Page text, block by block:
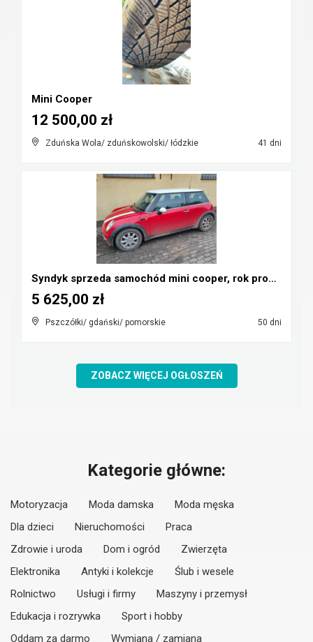
Mini Cooper
Zduńska Wola/ zduńskowolski/ łódzkie 41 dni
12 500,00 zł
Syndyk sprzeda samochód mini cooper, rok prod. 200...
Pszczółki/ gdański/ pomorskie 50 dni
5 625,00 zł
ZOBACZ WIĘCEJ OGŁOSZEŃ
Kategorie główne:
Motoryzacja Moda damska
Moda męska
Dla dzieci
Nieruchomości
Praca
Zdrowie i uroda
Dom i ogród
Zwierzęta
Elektronika
Antyki i kolekcje
Ślub i wesele
Rolnictwo
Usługi i firmy
Maszyny i przemysł
Edukacja i rozrywka
Sport i hobby
Oddam za darmo
Wymiana / zamiana